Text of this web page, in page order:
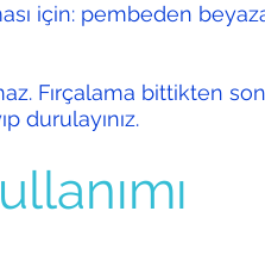
için: pembeden
Fırçalama bittikten
durulayınız.